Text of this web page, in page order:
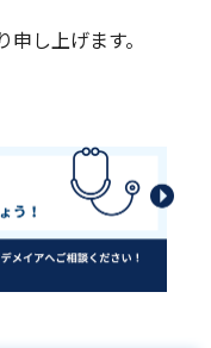
し上げます。